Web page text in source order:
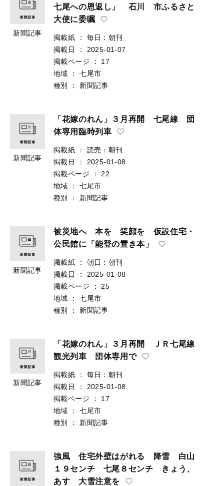
新聞記事
七尾への恩返し」 石川 市ふるさと
大使に委嘱
掲載紙 ：
毎日：朝刊
掲載日
：
2025-01-07
掲載ページ
：
17
地域
：
七尾市
種別
： 新聞記事
新聞記事
「花嫁のれん」３月再開 七尾線 団
体専用臨時列車
掲載紙 ：
読売：朝刊
掲載日
：
2025-01-08
掲載ページ
：
22
地域
：
七尾市
種別
： 新聞記事
新聞記事
被災地へ 本を 笑顔を 仮設住宅・
公民館に「能登の置き本」
掲載紙 ：
朝日：朝刊
掲載日
：
2025-01-08
掲載ページ
：
25
地域
：
七尾市
種別
： 新聞記事
新聞記事
「花嫁のれん」３月再開 ＪＲ七尾線
観光列車 団体専用で
掲載紙 ：
毎日：朝刊
掲載日
：
2025-01-08
掲載ページ
：
17
地域
：
七尾市
種別
： 新聞記事
強風 住宅外壁はがれる 降雪 白山
１９センチ 七尾８センチ きょう、
あす 大雪注意を